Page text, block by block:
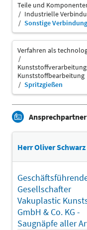
Teile und
Industrielle
Sonstige
Verfahren als
Kunststoffbearbeitung
Spritzgießen
Ansprechpartner
Herr Oliver Schwarz
Gesellschafter
Vakuplastic
GmbH & Co. KG -
Saugnäpfe aller